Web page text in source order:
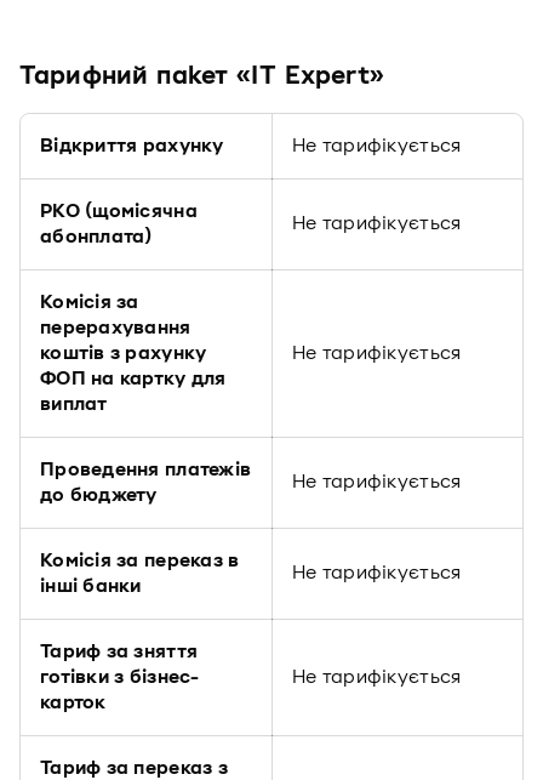
Тарифний пакет «IT Expert»
Відкриття рахунку Не тарифікується
РКО (щомісячна
абонплата)
Не тарифікується
Комісія за
перерахування
коштів з рахунку
ФОП на картку для
виплат
Не тарифікується
Проведення платежів
до бюджету
Не тарифікується
Комісія за переказ в
інші банки
Не тарифікується
Тариф за зняття
готівки з бізнес-
карток
Не тарифікується
Тариф за переказ з